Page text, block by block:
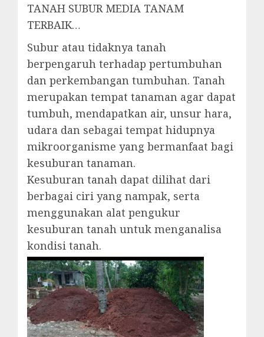
TANAH SUBUR MEDIA TANAM
TERBAIK…
Subur atau tidaknya tanah
berpengaruh terhadap pertumbuhan
dan perkembangan tumbuhan. Tanah
merupakan tempat tanaman agar dapat
tumbuh, mendapatkan air, unsur hara,
udara dan sebagai tempat hidupnya
mikroorganisme yang bermanfaat bagi
kesuburan tanaman.
Kesuburan tanah dapat dilihat dari
berbagai ciri yang nampak, serta
menggunakan alat pengukur
kesuburan tanah untuk menganalisa
kondisi tanah.